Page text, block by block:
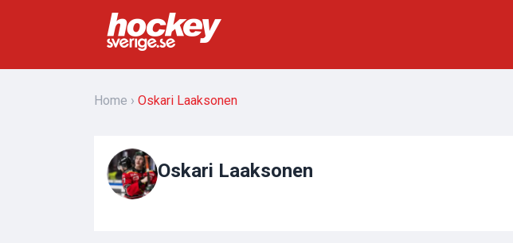
Home Oskari Laaksonen
Oskari Laaksonen